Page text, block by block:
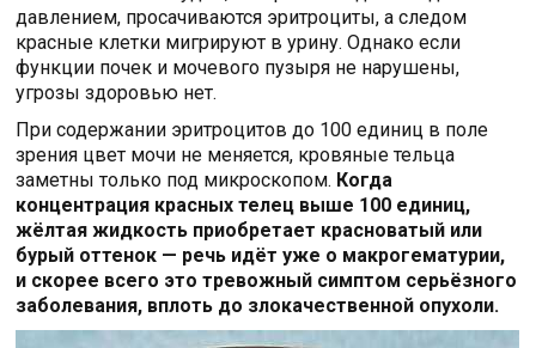
давлением, просачиваются эритроциты, а следом
красные клетки мигрируют в урину. Однако если
функции почек и мочевого пузыря не нарушены,
угрозы здоровью нет.
При содержании эритроцитов до 100 единиц в поле
зрения цвет мочи не меняется, кровяные тельца
заметны только под микроскопом. Когда
концентрация красных телец выше 100 единиц,
жёлтая жидкость приобретает красноватый или
бурый оттенок — речь идёт уже о макрогематурии,
и скорее всего это тревожный симптом серьёзного
заболевания, вплоть до злокачественной опухоли.